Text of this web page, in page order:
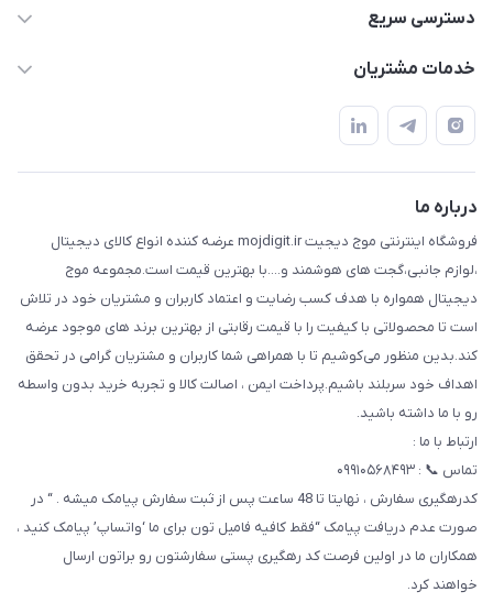
واتساپ و تماس 09910568493
دسترسی سریع
حساب کاربری
درباره ما
تماس با ما
خدمات مشتریان
قوانین و مقررات
حریم خصوصی
درباره ما
فروشگاه اینترنتی موج دیجیت mojdigit.ir عرضه کننده انواع کالای دیجیتال
،لوازم جانبی،گجت های هوشمند و....با بهترین قیمت است.مجموعه موج
دیجیتال همواره با هدف کسب رضایت و اعتماد کاربران و مشتریان خود در تلاش
است تا محصولاتی با کیفیت را با قیمت رقابتی از بهترین برند های موجود عرضه
کند.بدین منظور می‌کوشیم تا با همراهی شما کاربران و مشتریان گرامی در تحقق
اهداف خود سربلند باشیم.پرداخت ایمن ، اصالت کالا و تجربه خرید بدون واسطه
رو با ما داشته باشید.
ارتباط با ما :
تماس 📞 : ۰۹۹۱۰۵۶۸۴۹۳
کدرهگیری سفارش ، نهایتا تا 48 ساعت پس از ثبت سفارش پیامک میشه . “ در
صورت عدم دریافت پیامک “فقط کافیه فامیل تون برای ما ‘واتساپ’ پیامک کنید ،
همکاران ما در اولین فرصت کد رهگیری پستی سفارشتون رو براتون ارسال
خواهند کرد.